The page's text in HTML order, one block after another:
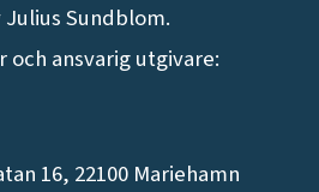
Julius Sundblom.
ansvarig utgivare:
16, 22100 Mariehamn